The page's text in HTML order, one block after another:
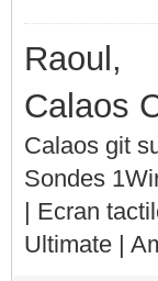
Raoul,
Calaos
Calaos git
Sondes
| Ecran
Ultimate |